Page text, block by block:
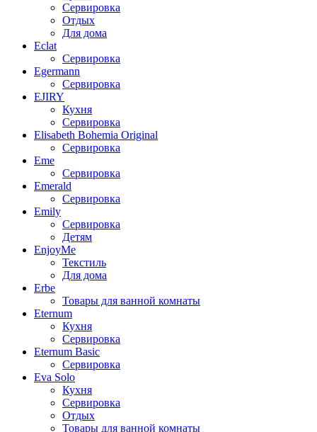
Сервировка
Отдых
Для дома
Eclat
Сервировка
Egermann
Сервировка
EJIRY
Кухня
Сервировка
Elisabeth Bohemia Original
Сервировка
Eme
Сервировка
Emerald
Сервировка
Emily
Сервировка
Детям
EnjoyMe
Текстиль
Для дома
Erbe
Товары для ванной комнаты
Eternum
Кухня
Сервировка
Eternum Basic
Сервировка
Eva Solo
Кухня
Сервировка
Отдых
Товары для ванной комнаты